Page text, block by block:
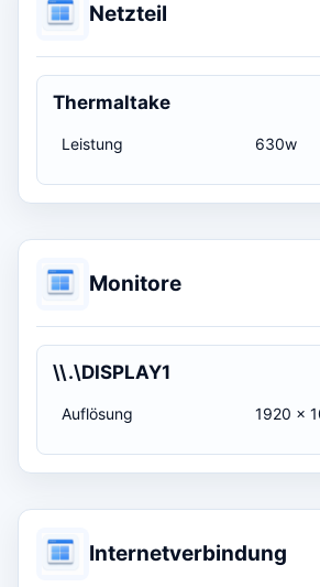
Netzteil
Thermaltake
Leistung 630w
Monitore
\\.\DISPLAY1
Auflösung 1920 x
Internetverbindung